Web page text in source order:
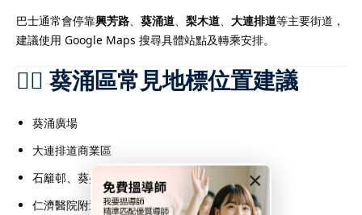
×
巴士通常會停靠興芳路、 葵涌道、 梨木道、 大連排道等主要街道，
建議使用 Google Maps 搜尋具體站點及轉乘安排。
🚶‍♂️ 葵涌區常見地標位置建議
葵涌廣場
大連排道商業區
石籬邨、葵盛邨、葵芳邨
仁濟醫院附近